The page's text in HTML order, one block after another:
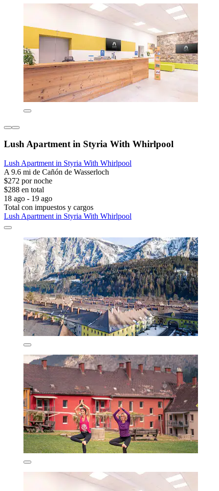
Lush Apartment in Styria With Whirlpool
Lush Apartment in Styria With Whirlpool
A 9.6 mi de Cañón de Wasserloch
$272 por noche
$288 en total
18 ago - 19 ago
Total con impuestos y cargos
Lush Apartment in Styria With Whirlpool